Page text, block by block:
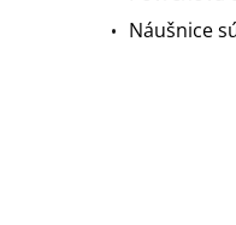
Náušnice